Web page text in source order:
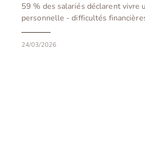
59 % des salariés déclarent vivre
personnelle - difficultés
24/03/2026